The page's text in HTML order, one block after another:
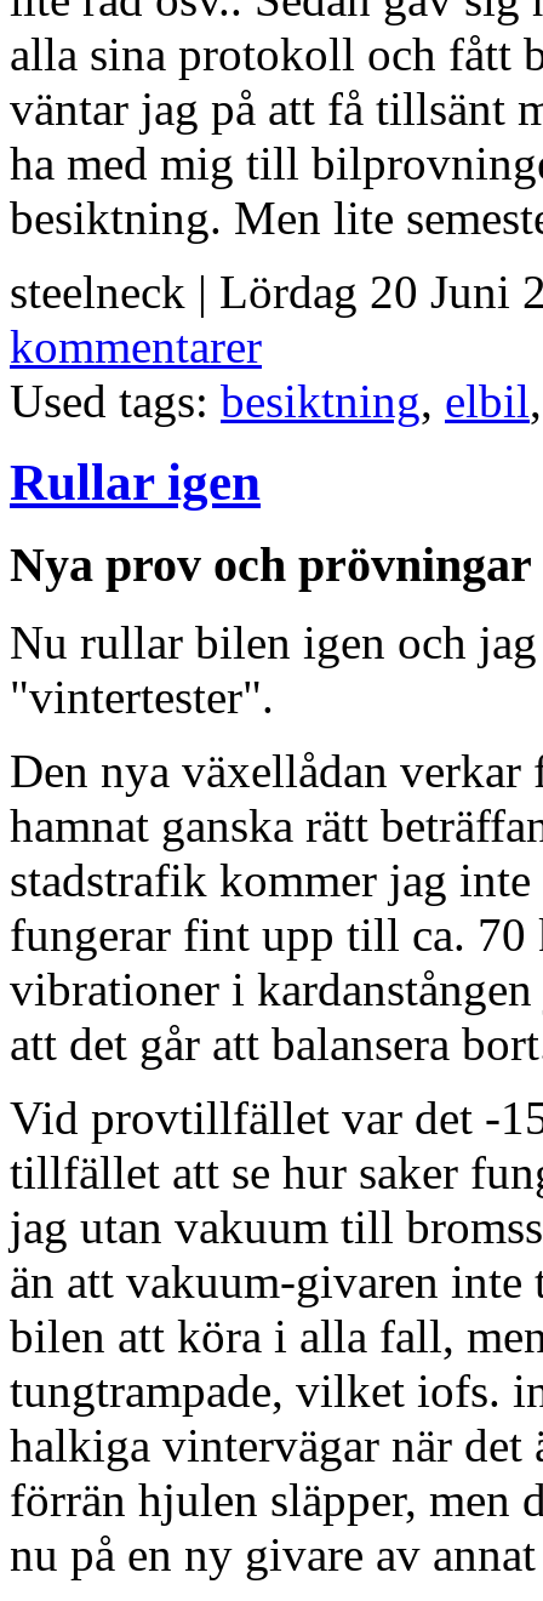
alla sina protokoll och fått
väntar jag på att få tillsänt
ha med mig till
besiktning. Men lite
steelneck | Lördag 20 Juni
kommentarer
Used tags: besiktning, elbil
Rullar igen
Nya prov och prövningar
Nu rullar bilen igen och
"vintertester".
Den nya växellådan verkar
hamnat ganska rätt
stadstrafik kommer jag
fungerar fint upp till ca.
vibrationer i
att det går att balansera
Vid provtillfället var det -
tillfället att se hur saker
jag utan vakuum till
än att vakuum-givaren inte
bilen att köra i alla fall,
tungtrampade, vilket iofs.
halkiga vintervägar när det
förrän hjulen släpper, men
nu på en ny givare av